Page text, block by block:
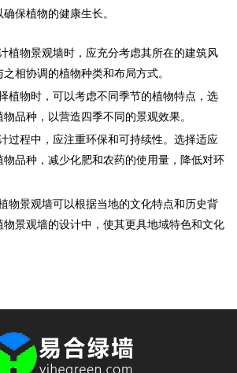
保植物的健康生长。
植物景观墙时，应充分考虑其所在的建筑风
相协调的植物种类和布局方式。
植物时，可以考虑不同季节的植物特点，选
品种，以营造四季不同的景观效果。
过程中，应注重环保和可持续性。选择适应
品种，减少化肥和农药的使用量，降低对环
物景观墙可以根据当地的文化特点和历史背
景观墙的设计中，使其更具地域特色和文化